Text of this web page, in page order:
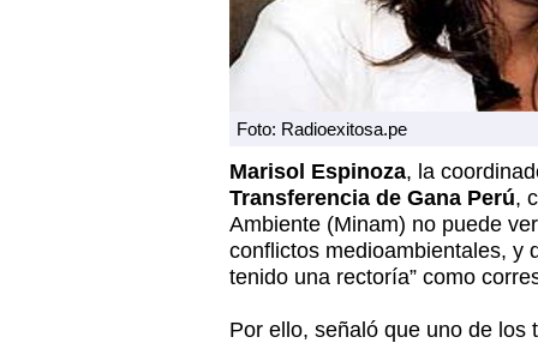
Foto: Radioexitosa.pe
Marisol Espinoza, la
Transferencia de Gana Perú,
Ambiente (Minam) no puede
conflictos medioambientales, y
tenido una rectoría” como
Por ello, señaló que uno de los